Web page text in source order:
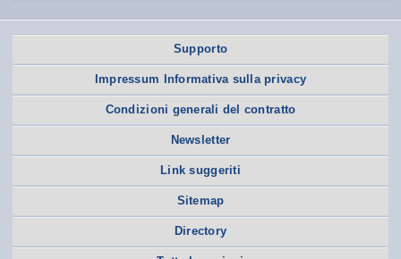
Supporto
Impressum Informativa sulla privacy
Condizioni generali del contratto
Newsletter
Link suggeriti
Sitemap
Directory